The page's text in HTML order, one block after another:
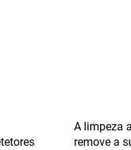
A limpeza
remove a